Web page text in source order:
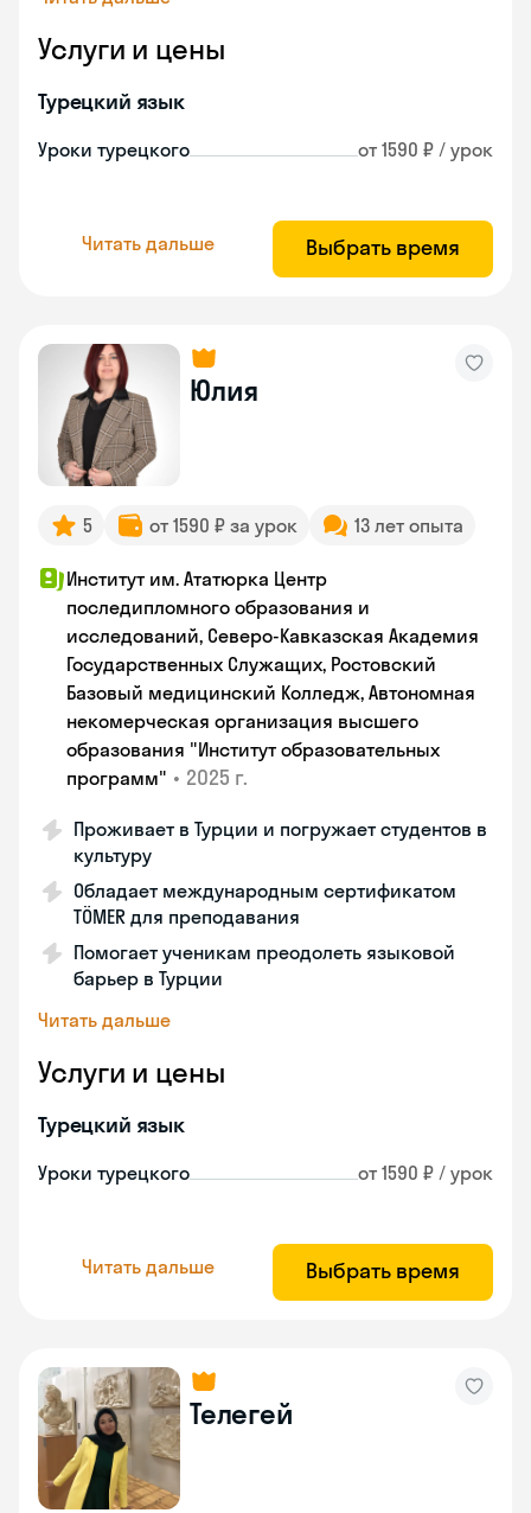
Услуги и цены
Турецкий язык
Уроки турецкого от 1590 ₽ / урок
Читать дальше Выбрать время
Юлия
5 от 1590 ₽ за урок 13 лет опыта
Институт им. Ататюрка Центр
последипломного образования и
исследований, Северо-Кавказская Академия
Государственных Служащих, Ростовский
Базовый медицинский Колледж, Автономная
некомерческая организация высшего
образования "Институт образовательных
программ" • 2025 г.
Проживает в Турции и погружает студентов в
культуру
Обладает международным сертификатом
TÖMER для преподавания
Помогает ученикам преодолеть языковой
барьер в Турции
Читать дальше
Услуги и цены
Турецкий язык
Уроки турецкого от 1590 ₽ / урок
Читать дальше Выбрать время
Телегей